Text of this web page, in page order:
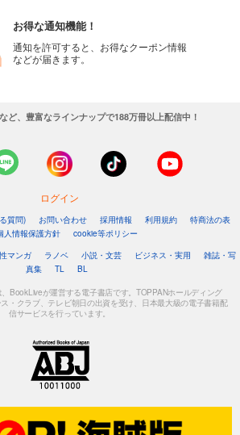
お得な通知機能！
通知を許可すると、お得なクーポン情報
などが届きます。
ど、豊富なラインナップで188万冊以上配信中！
ログイン
質問) お問い合わせ 採用情報 利用規約
特商法の表
人情報保護方針
cookie等ポリシー
マンガ ラノベ 小説・文芸 ビジネス・実用
雑誌・写
真集
TL BL
BookLiveが運営する電子書店です。TOPPANホールディング
・クラブ、テレビ朝日の出資を受け、日本最大級の電子書籍配
信サービスを行っています。